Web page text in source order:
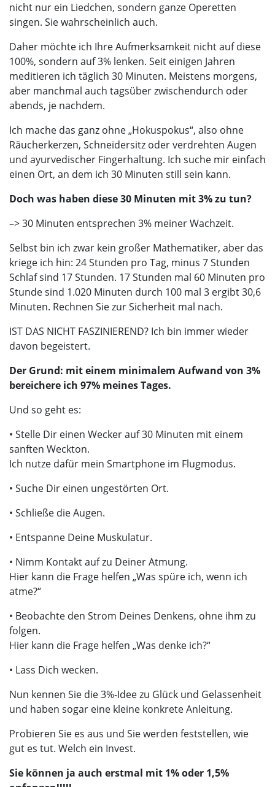
nicht nur ein Liedchen, sondern ganze Operetten
singen. Sie wahrscheinlich auch.
Daher möchte ich Ihre Aufmerksamkeit nicht auf diese
100%, sondern auf 3% lenken. Seit einigen Jahren
meditieren ich täglich 30 Minuten. Meistens morgens,
aber manchmal auch tagsüber zwischendurch oder
abends, je nachdem.
Ich mache das ganz ohne „Hokuspokus“, also ohne
Räucherkerzen, Schneidersitz oder verdrehten Augen
und ayurvedischer Fingerhaltung. Ich suche mir einfach
einen Ort, an dem ich 30 Minuten still sein kann.
Doch was haben diese 30 Minuten mit 3% zu tun?
–> 30 Minuten entsprechen 3% meiner Wachzeit.
Selbst bin ich zwar kein großer Mathematiker, aber das
kriege ich hin: 24 Stunden pro Tag, minus 7 Stunden
Schlaf sind 17 Stunden. 17 Stunden mal 60 Minuten pro
Stunde sind 1.020 Minuten durch 100 mal 3 ergibt 30,6
Minuten. Rechnen Sie zur Sicherheit mal nach.
IST DAS NICHT FASZINIEREND? Ich bin immer wieder
davon begeistert.
Der Grund: mit einem minimalem Aufwand von 3%
bereichere ich 97% meines Tages.
Und so geht es:
• Stelle Dir einen Wecker auf 30 Minuten mit einem
sanften Weckton.
Ich nutze dafür mein Smartphone im Flugmodus.
• Suche Dir einen ungestörten Ort.
• Schließe die Augen.
• Entspanne Deine Muskulatur.
• Nimm Kontakt auf zu Deiner Atmung.
Hier kann die Frage helfen „Was spüre ich, wenn ich
atme?“
• Beobachte den Strom Deines Denkens, ohne ihm zu
folgen.
Hier kann die Frage helfen „Was denke ich?“
• Lass Dich wecken.
Nun kennen Sie die 3%-Idee zu Glück und Gelassenheit
und haben sogar eine kleine konkrete Anleitung.
Probieren Sie es aus und Sie werden feststellen, wie
gut es tut. Welch ein Invest.
Sie können ja auch erstmal mit 1% oder 1,5%